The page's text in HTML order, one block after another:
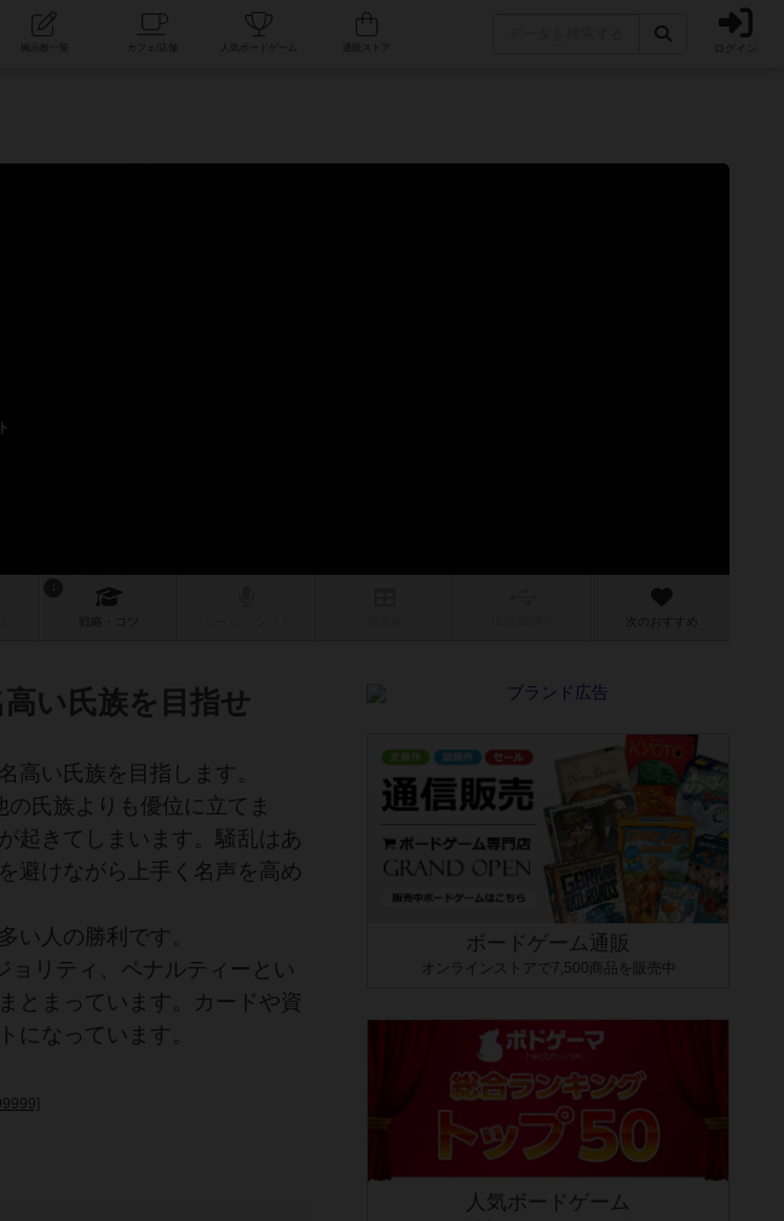
ミュニティ 人気ボードゲーム ログイン
戦略 次のおすすめ
い氏族を目指せ
高い氏族を目指します。
氏族よりも優位に立てま
起きてしまいます。騒乱はあ
避けながら上手く名声を高め
い人の勝利です。
ョリティ、ペナルティーとい
とまっています。カードや資
になっています。
ボードゲーム通販
オンラインストアで7,500商品を販売中
人気ボードゲーム